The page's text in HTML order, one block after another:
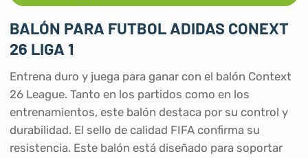
BALÓN PARA FUTBOL ADIDAS CONEXT
26 LIGA 1
Entrena duro y juega para ganar con el balón Context
26 League. Tanto en los partidos como en los
entrenamientos, este balón destaca por su control y
durabilidad. El sello de calidad FIFA confirma su
resistencia. Este balón está diseñado para soportar